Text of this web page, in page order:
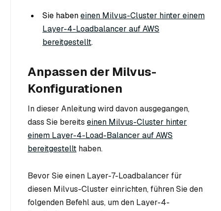
Sie habeneinen Milvus-Cluster hinter einem
Layer-4-Loadbalancer auf AWS
bereitgestellt.
Anpassen der Milvus-
Konfigurationen
In dieser Anleitung wird davon ausgegangen,
dass Sie bereits einen Milvus-Cluster hinter
einem Layer-4-Load-Balancer auf AWS
bereitgestellt haben.
Bevor Sie einen Layer-7-Loadbalancer für
diesen Milvus-Cluster einrichten, führen Sie den
folgenden Befehl aus, um den Layer-4-